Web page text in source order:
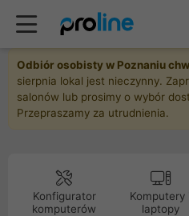
Odbiór osobisty w Poznaniu
sierpnia lokal jest nieczynny.
salonów lub prosimy o wybór
Przepraszamy za utrudnienia.
Konfigurator
komputerów
Komputery i
laptopy